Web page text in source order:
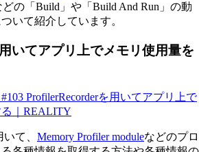
どの「Build」や「Build And Run」の動
いて紹介しています。
いてアプリ上でメモリ使用量を
ProfilerRecorderを用いてアプリ上で
る｜REALITY
いて、 Memory Profiler moduleなどのプロ